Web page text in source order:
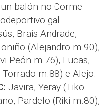
balón no Corme-
Brais Andrade,
(Alejandro m.90),
Peón m.76), Lucas,
m.88) e Alejo.
Javira, Yeray (Tiko
Pardelo (Riki m.80),